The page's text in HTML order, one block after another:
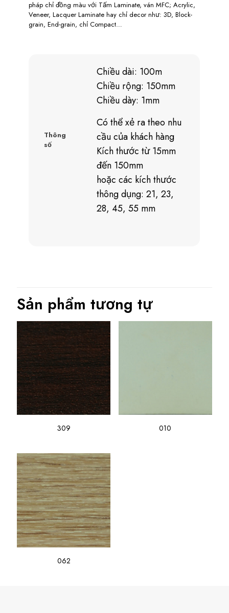
pháp chỉ đồng màu với Tấm Laminate, ván MFC; Acrylic,
Veneer, Lacquer Laminate hay chỉ decor như: 3D, Block-
grain, End-grain, chỉ Compact…
Thông
số
Chiều dài: 100m
Chiều rộng: 150mm
Chiều dày: 1mm
Có thể xẻ ra theo nhu
cầu của khách hàng
Kích thước từ 15mm
đến 150mm
hoặc các kích thước
thông dụng: 21, 23,
28, 45, 55 mm
Sản phẩm tương tự
309 010
062